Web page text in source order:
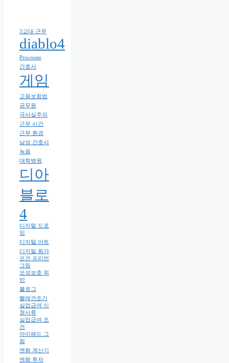
3교대 근무
diablo4
Procreate
간호사
게임
고용보험법
공무원
극사실주의
근무 시간
근무 환경
남성 간호사
녹음
대학병원
디아
블로
4
디지털 드로
잉
디지털 아트
디지털 화가
모건 프리먼
그림
모성보호 위
반
블로그
빨래건조기
실업급여 신
청서류
실업급여 조
건
아이패드 그
림
엔화 계산기
엔화 투자